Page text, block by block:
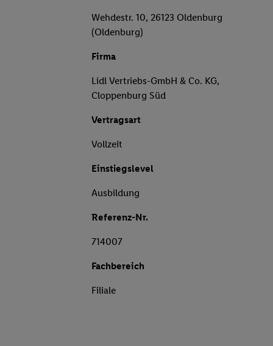
Wehdestr. 10, 26123 Oldenburg
(Oldenburg)
Firma
Lidl Vertriebs-GmbH & Co. KG,
Cloppenburg Süd
Vertragsart
Vollzeit
Einstiegslevel
Ausbildung
Referenz-Nr.
714007
Fachbereich
Filiale